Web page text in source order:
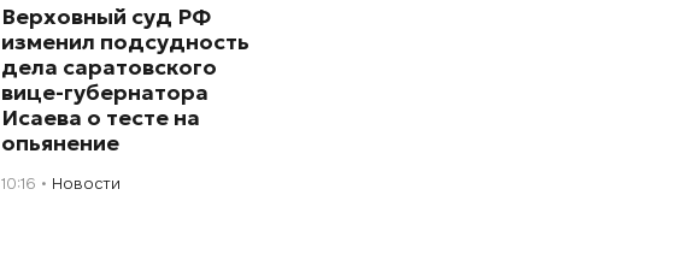
Верховный суд РФ
изменил подсудность
дела саратовского
вице-губернатора
Исаева о тесте на
опьянение
10:16 Новости